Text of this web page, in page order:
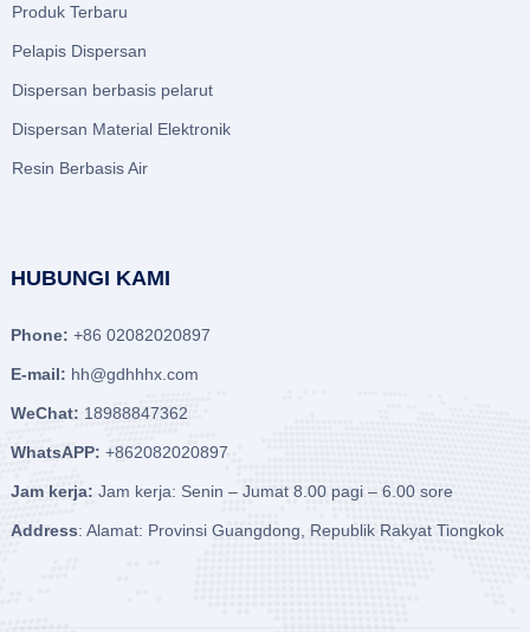
Produk Terbaru
Pelapis Dispersan
Dispersan berbasis pelarut
Dispersan Material Elektronik
Resin Berbasis Air
HUBUNGI KAMI
Phone: +86 02082020897
E-mail: hh@gdhhhx.com
WeChat: 18988847362
WhatsAPP: +862082020897
Jam kerja: Jam kerja: Senin – Jumat 8.00 pagi – 6.00 sore
Address: Alamat: Provinsi Guangdong, Republik Rakyat Tiongkok